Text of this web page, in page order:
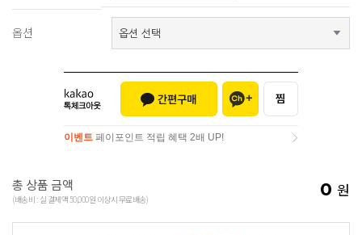
옵션
이벤트 페이포인트 적립 혜택 2배 UP!
총 상품 금액
(배송비 : 실 결제액 50,000원 이상시 무료배송) 0 원